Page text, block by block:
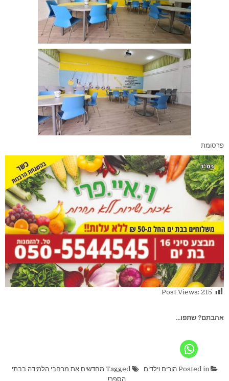
פרסומת
Post Views: 215
אהבתם? שתפו...
Posted in הורים וילדים Tagged
מחדשים את מרחבי הלמידה בבתי
הספר!